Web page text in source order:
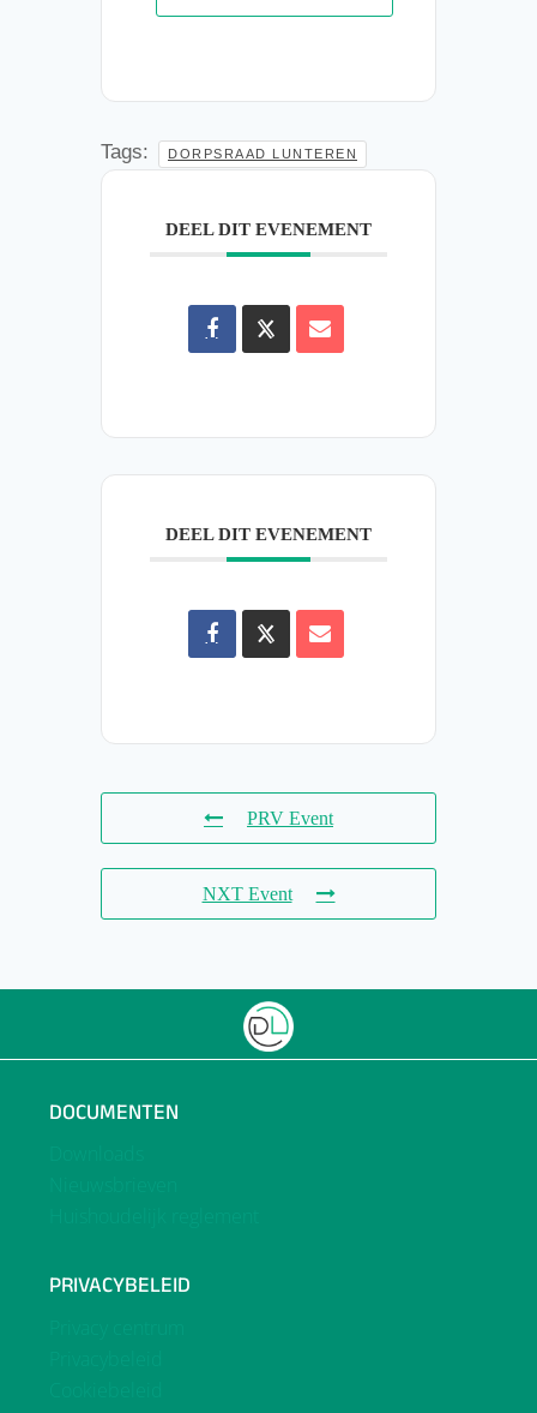
Tags: DORPSRAAD LUNTEREN
DEEL DIT EVENEMENT
DEEL DIT EVENEMENT
PRV Event
NXT Event
DOCUMENTEN
PRIVACYBELEID